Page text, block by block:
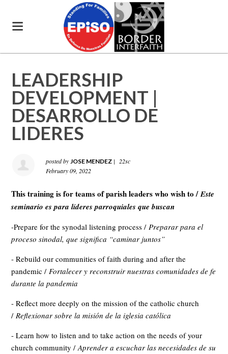
LEADERSHIP
DEVELOPMENT |
DESARROLLO DE
LIDERES
posted by JOSE MENDEZ |
22sc
February 09, 2022
This training is for teams of parish leaders who wish to /Este
seminario es para líderes parroquiales que buscan
-Prepare for the synodal listening process /Preparar para el
proceso sinodal, que significa “caminar juntos”
- Rebuild our communities of faith during and after the
pandemic /Fortalecer y reconstruir nuestras comunidades de fe
durante la pandemia
- Reflect more deeply on the mission of the catholic church
/Reflexionar sobre la misión de la iglesia católica
- Learn how to listen and to take action on the needs of your
church community / Aprender a escuchar las necesidades de su